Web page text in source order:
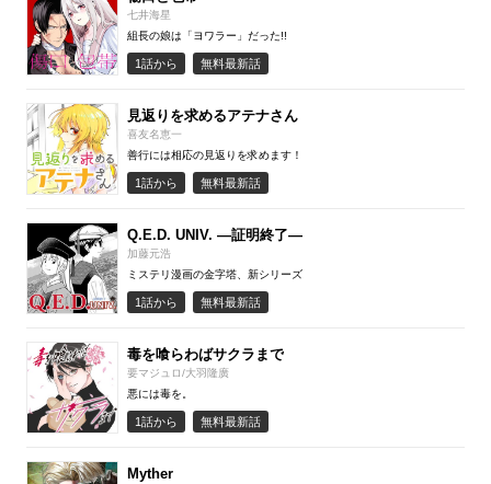
七井海星
組長の娘は「ヨワラー」だった!!
1話から 無料最新話
見返りを求めるアテナさん
喜友名恵一
善行には相応の見返りを求めます！
1話から 無料最新話
Q.E.D. UNIV. ―証明終了―
加藤元浩
ミステリ漫画の金字塔、新シリーズ
1話から 無料最新話
毒を喰らわばサクラまで
要マジュロ/大羽隆廣
悪には毒を。
1話から 無料最新話
Myther